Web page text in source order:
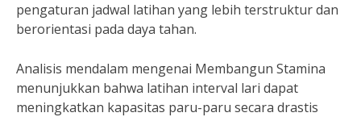
pengaturan jadwal latihan yang lebih terstruktur dan
berorientasi pada daya tahan.
Analisis mendalam mengenai Membangun Stamina
menunjukkan bahwa latihan interval lari dapat
meningkatkan kapasitas paru-paru secara drastis